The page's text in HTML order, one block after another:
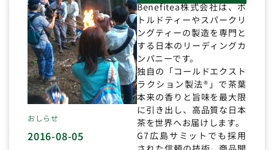
おしらせ
2016-08-05
Benefitea株式会社は、ボ
トルドティーやスパークリ
ングティーの製造を専門と
する日本のリーディングカ
ンパニーです。
独自の「コールドエクスト
ラクション製法®」で茶葉
本来の香りと旨味を最大限
に引き出し、高品質な日本
茶を世界へお届けします。
G7広島サミットでも採用